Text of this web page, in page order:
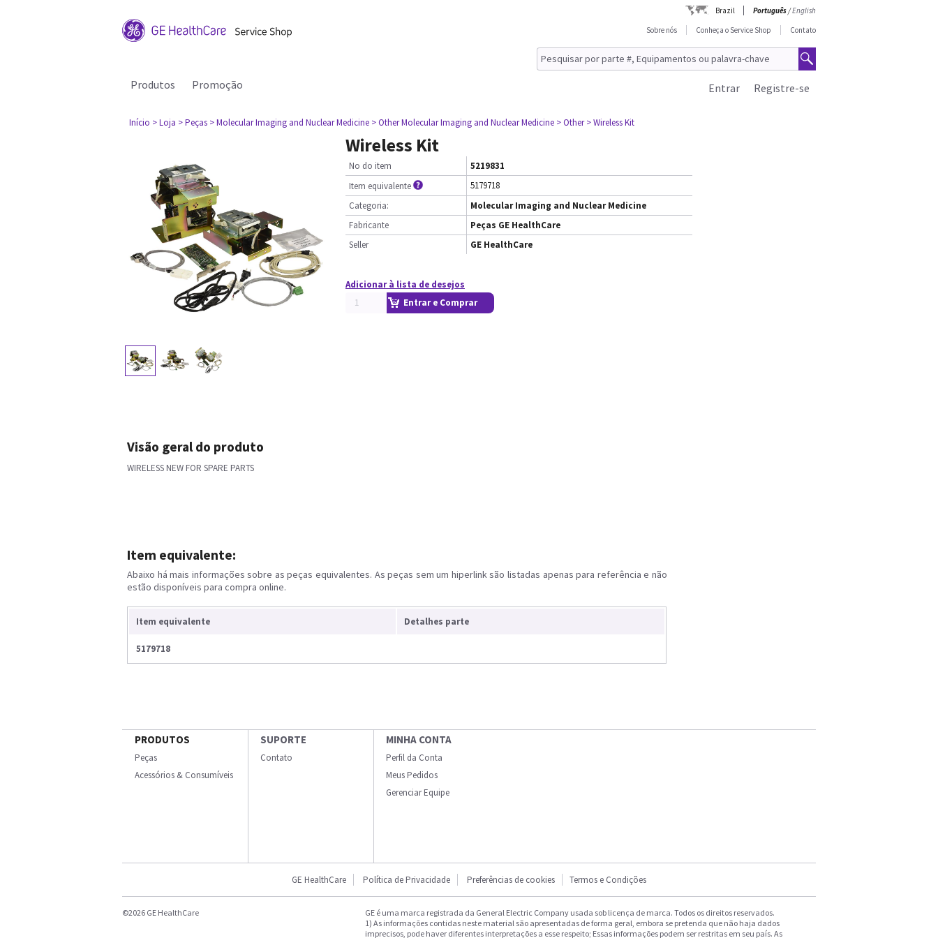
Brazil Português/English
Sobre nós
Conheça o Service Shop Contato
Produtos Promoção Registre-se
Entrar
Início > Loja > Peças > Molecular Imaging and Nuclear Medicine > Other Molecular Imaging and Nuclear Medicine > Other > Wireless Kit
Wireless Kit
No do item
5219831
Item equivalente
5179718
Categoria:
Molecular Imaging and Nuclear Medicine
Fabricante
Peças GE HealthCare
Seller
GE HealthCare
Adicionar à lista de desejos
Entrar e Comprar
Visão geral do produto
WIRELESS NEW FOR SPARE PARTS
Item equivalente:
Abaixo há mais informações sobre as peças equivalentes. As peças sem um hiperlink são listadas apenas para referência e não
estão disponíveis para compra online.
Item equivalente Detalhes parte
5179718
PRODUTOS
Peças
Acessórios & Consumíveis
SUPORTE
Contato
MINHA CONTA
Perfil da Conta
Meus Pedidos
Gerenciar Equipe
GE HealthCare Política de Privacidade Preferências de cookies Termos e Condições
©2026 GE HealthCare
GE é uma marca registrada da General Electric Company usada sob licença de marca. Todos os direitos reservados.
1) As informações contidas neste material são apresentadas de forma geral, embora se pretenda que não haja dados
imprecisos, pode haver diferentes interpretações a esse respeito; Essas informações podem ser restritas em seu país. As